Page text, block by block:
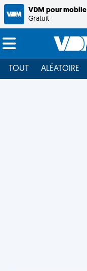
VDM pour mobile
Gratuit
TOUT ALÉATOIRE